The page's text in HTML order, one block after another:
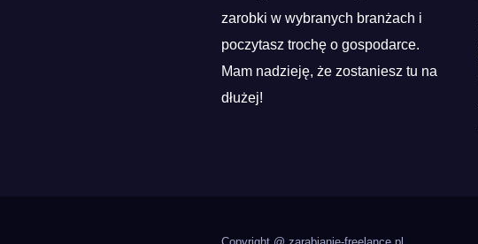
zarobki w wybranych branżach i
poczytasz trochę o gospodarce.
Mam nadzieję, że zostaniesz tu na
dłużej!